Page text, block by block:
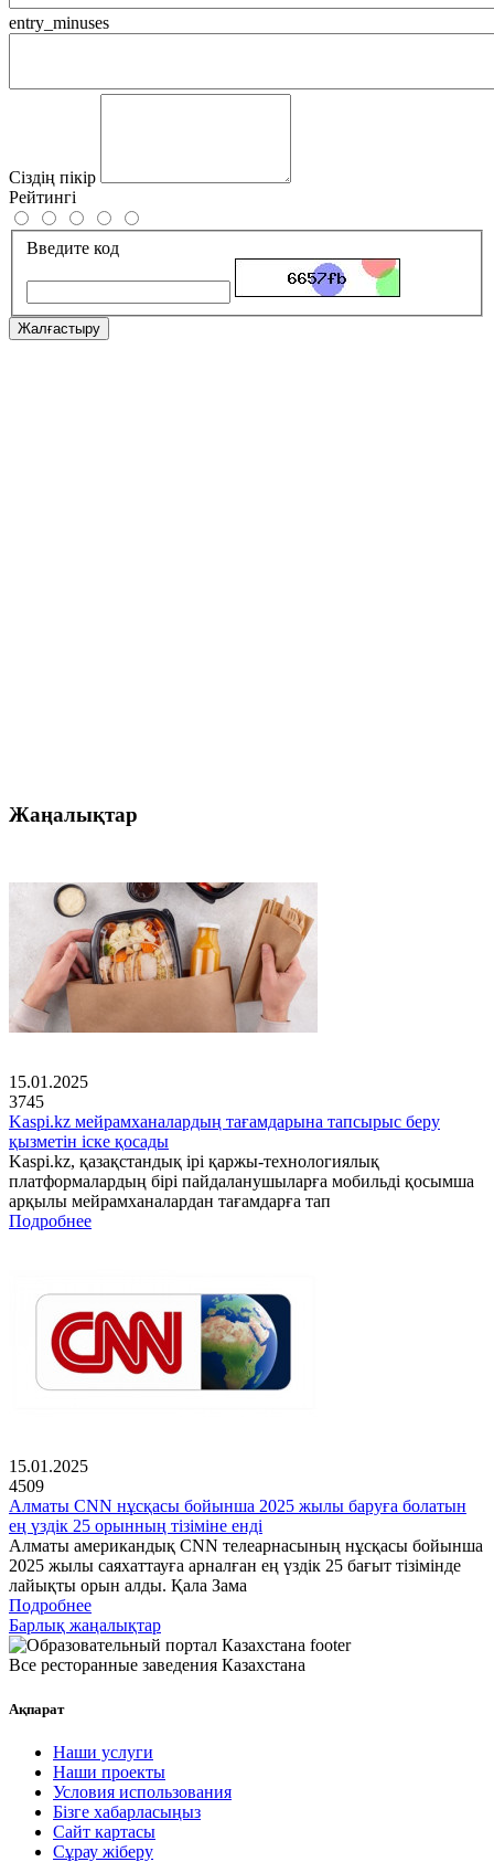
entry_minuses
Сіздің пікір
Рейтингі
Введите код
Жалғастыру
Жаңалықтар
15.01.2025
3745
Kaspi.kz мейрамханалардың тағамдарына тапсырыс беру
қызметін іске қосады
Kaspi.kz, қазақстандық ірі қаржы-технологиялық
платформалардың бірі пайдаланушыларға мобильді қосымша
арқылы мейрамханалардан тағамдарға тап
Подробнее
15.01.2025
4509
Алматы CNN нұсқасы бойынша 2025 жылы баруға болатын
ең үздік 25 орынның тізіміне енді
Алматы американдық CNN телеарнасының нұсқасы бойынша
2025 жылы саяхаттауға арналған ең үздік 25 бағыт тізімінде
лайықты орын алды. Қала Зама
Подробнее
Барлық жаңалықтар
Все ресторанные заведения Казахстана
Ақпарат
Наши услуги
Наши проекты
Условия использования
Бізге хабарласыңыз
Сайт картасы
Сұрау жіберу